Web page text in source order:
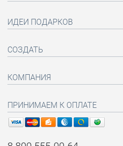
ИДЕИ ПОДАРКОВ
СОЗДАТЬ
КОМПАНИЯ
ПРИНИМАЕМ К ОПЛАТЕ